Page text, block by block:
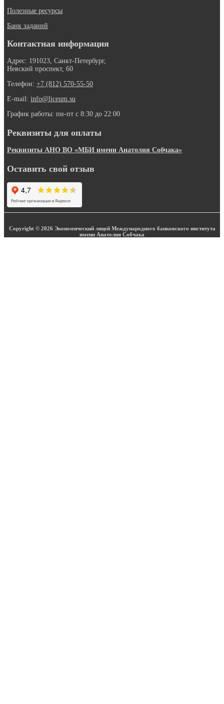
Полезные ресурсы
Банк заданий
Контактная информация
Адрес: 191023, Санкт-Петербург,
Невский проспект, 60
Телефон: +7 (812) 570-55-50
E-mail: info@liceum.su
График работы: пн-пт с 8:30 до 22:00
Реквизиты для оплаты
Реквизиты АНО ВО «МБИ имени Анатолия Собчака»
Оставить свой отзыв
Copyright © 2026 Экономический лицей Международного банковского института
имени Анатолия Собчака